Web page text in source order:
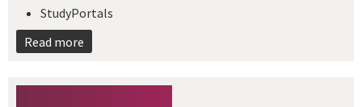
StudyPortals
Read more